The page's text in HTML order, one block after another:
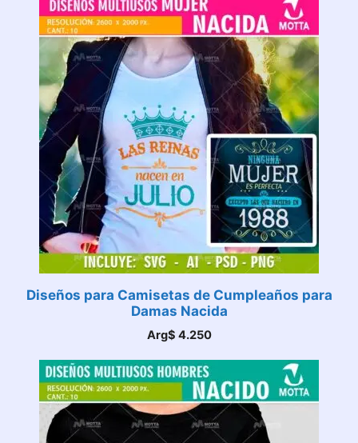
Diseños para Camisetas de Cumpleaños para
Damas Nacida
Arg$ 4.250